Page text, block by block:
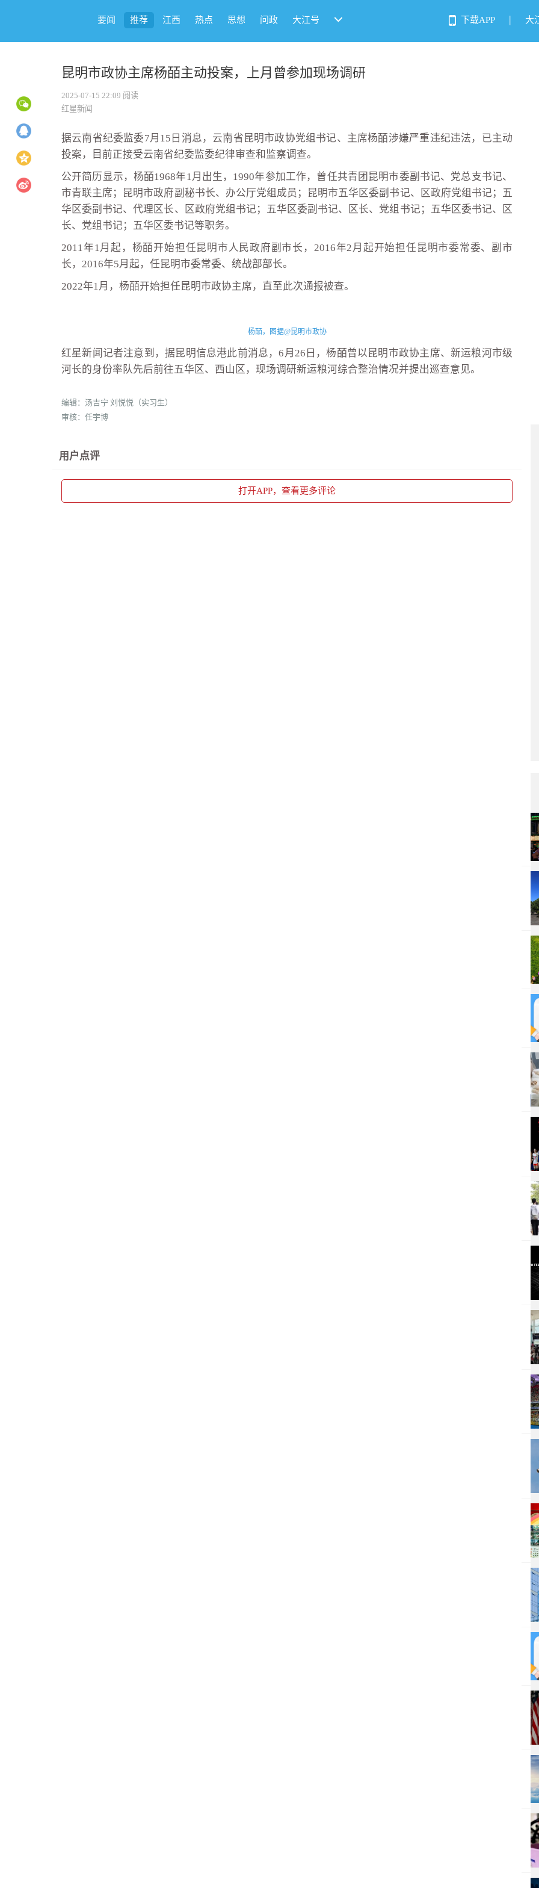
要闻 推荐 江西 热点 思想 问政 大江号 下载APP | 大
昆明市政协主席杨皕主动投案，上月曾参加现场调研
2025-07-15 22:09 阅读
红星新闻
据云南省纪委监委7月15日消息，云南省昆明市政协党组书记、主席杨皕涉嫌严重违纪违法，已主动
投案，目前正接受云南省纪委监委纪律审查和监察调查。
公开简历显示，杨皕1968年1月出生，1990年参加工作，曾任共青团昆明市委副书记、党总支书记、
市青联主席；昆明市政府副秘书长、办公厅党组成员；昆明市五华区委副书记、区政府党组书记；五
华区委副书记、代理区长、区政府党组书记；五华区委副书记、区长、党组书记；五华区委书记、区
长、党组书记；五华区委书记等职务。
2011年1月起，杨皕开始担任昆明市人民政府副市长，2016年2月起开始担任昆明市委常委、副市
长，2016年5月起，任昆明市委常委、统战部部长。
2022年1月，杨皕开始担任昆明市政协主席，直至此次通报被查。
杨皕，图据@昆明市政协
红星新闻记者注意到，据昆明信息港此前消息，6月26日，杨皕曾以昆明市政协主席、新运粮河市级
河长的身份率队先后前往五华区、西山区，现场调研新运粮河综合整治情况并提出巡查意见。
编辑：汤吉宁 刘悦悦（实习生）
审核：任宇博
用户点评
打开APP，查看更多评论